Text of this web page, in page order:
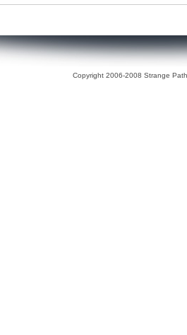
Copyright 2006-2008 Strange